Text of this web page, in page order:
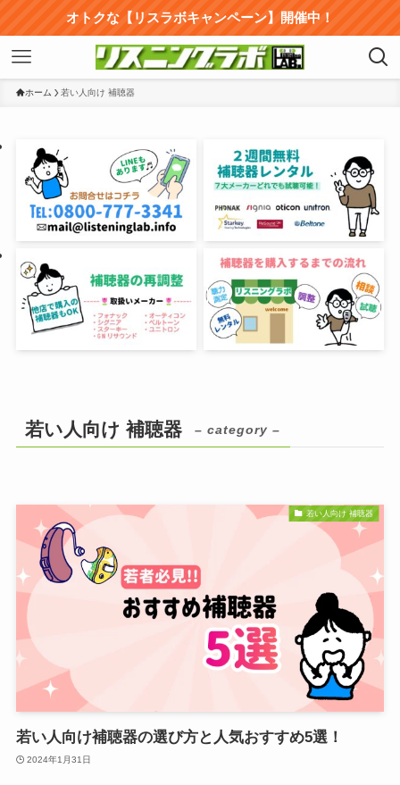
オトクな【リスラボキャンペーン】開催中！
ホーム 若い人向け 補聴器
若い人向け 補聴器 – category –
若い人向け 補聴器
若い人向け補聴器の選び方と人気おすすめ5選！
2024年1月31日